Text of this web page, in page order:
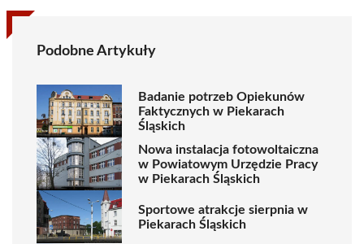
Podobne Artykuły
Badanie potrzeb Opiekunów
Faktycznych w Piekarach
Śląskich
Nowa instalacja fotowoltaiczna
w Powiatowym Urzędzie Pracy
w Piekarach Śląskich
Sportowe atrakcje sierpnia w
Piekarach Śląskich